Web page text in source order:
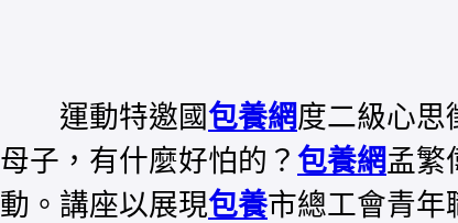
運動特邀國包養網度二級心思
母子，有什麼好怕的？ 包養網孟繁
動。講座以展現包養市總工會青年